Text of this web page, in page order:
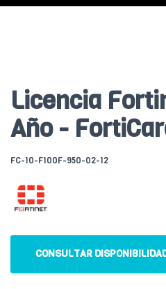
Licencia
Año -
FC-10-F100F-950-02-12
CONSULTAR